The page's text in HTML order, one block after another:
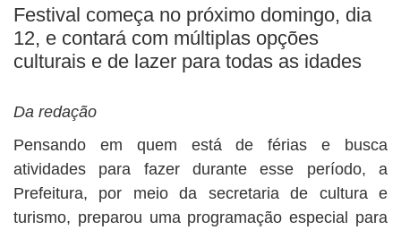
Festival começa no próximo domingo, dia
12, e contará com múltiplas opções
culturais e de lazer para todas as idades
Da redação
Pensando em quem está de férias e busca
atividades para fazer durante esse período, a
Prefeitura, por meio da secretaria de cultura e
turismo, preparou uma programação especial para